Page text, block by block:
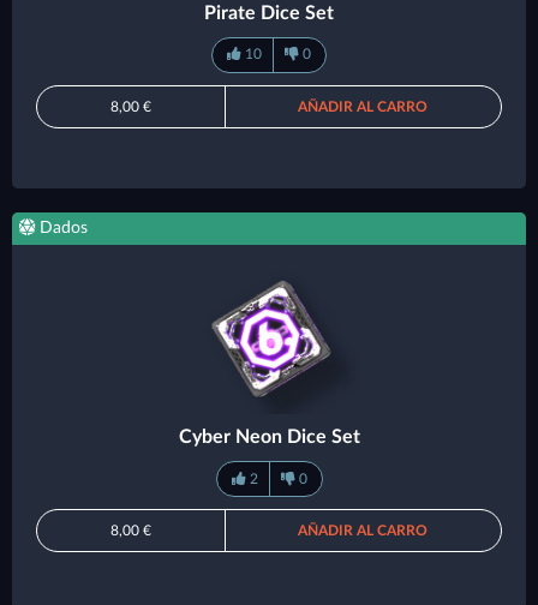
Pirate Dice Set
10 0
8,00 € AÑADIR AL CARRO
Dados
Cyber Neon Dice Set
2 0
8,00 € AÑADIR AL CARRO